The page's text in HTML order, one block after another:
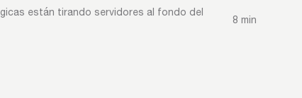
están tirando servidores al fondo del
8 min